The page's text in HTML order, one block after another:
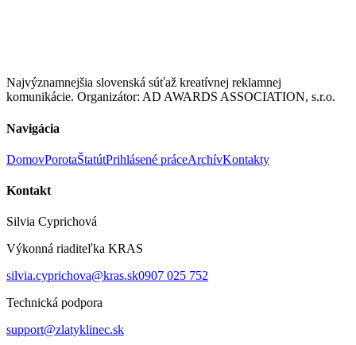
Najvýznamnejšia slovenská súťaž kreatívnej reklamnej
komunikácie. Organizátor: AD AWARDS ASSOCIATION, s.r.o.
Navigácia
DomovPorotaŠtatútPrihlásené práceArchívKontakty
Kontakt
Silvia Cyprichová
Výkonná riaditeľka KRAS
silvia.cyprichova@kras.sk0907 025 752
Technická podpora
support@zlatyklinec.sk